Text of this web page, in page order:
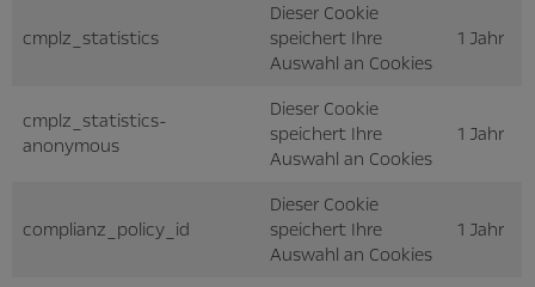
cmplz_statistics
Dieser Cookie
speichert Ihre
Auswahl an Cookies
1 Jahr
cmplz_statistics-
anonymous
Dieser Cookie
speichert Ihre
Auswahl an Cookies
1 Jahr
complianz_policy_id
Dieser Cookie
speichert Ihre
Auswahl an Cookies
1 Jahr